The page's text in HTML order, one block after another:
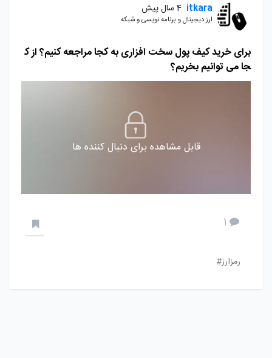
itkara 4 سال پیش
ارز دیجیتال و برنامه نویسی و شبکه
برای خرید کیف پول سخت افزاری به کجا مراجعه کنیم؟ از ک
جا می توانیم بخریم؟
قابل مشاهده برای دنبال کننده ها
1
رمزارز#